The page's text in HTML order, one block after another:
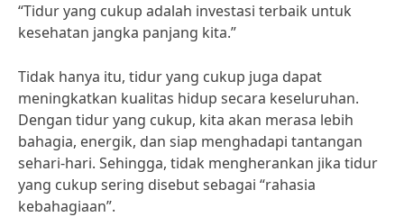
“Tidur yang cukup adalah investasi terbaik untuk
kesehatan jangka panjang kita.”
Tidak hanya itu, tidur yang cukup juga dapat
meningkatkan kualitas hidup secara keseluruhan.
Dengan tidur yang cukup, kita akan merasa lebih
bahagia, energik, dan siap menghadapi tantangan
sehari-hari. Sehingga, tidak mengherankan jika tidur
yang cukup sering disebut sebagai “rahasia
kebahagiaan”.